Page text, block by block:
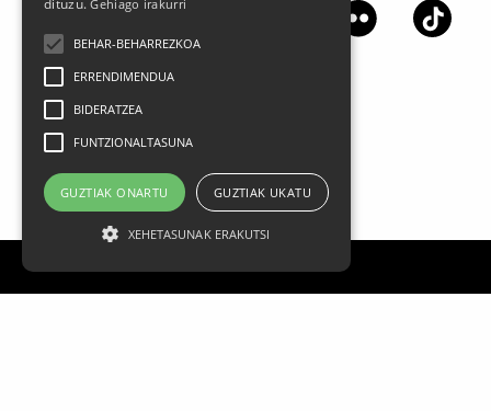
dituzu.Gehiago irakurri
BEHAR-BEHARREZKOA
ERRENDIMENDUA
BIDERATZEA
FUNTZIONALTASUNA
GUZTIAK ONARTU GUZTIAK UKATU
XEHETASUNAK ERAKUTSI